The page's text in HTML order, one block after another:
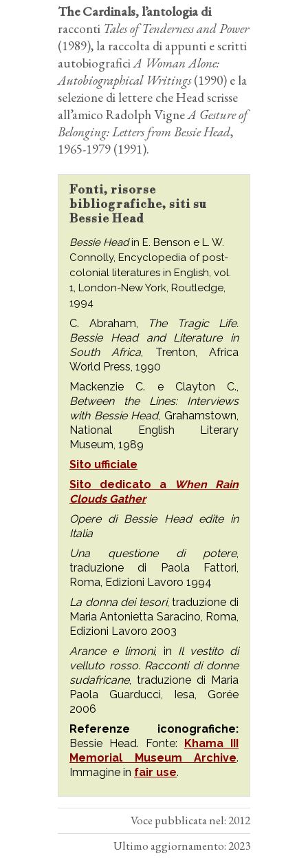
The Cardinals, l’antologia di
racconti Tales of Tenderness and Power
(1989), la raccolta di appunti e scritti
autobiograficiA Woman Alone:
Autobiographical Writings(1990) e la
selezione di lettere che Head scrisse
all’amico Radolph VigneA Gesture of
Belonging: Letters from Bessie Head,
1965-1979 (1991).
Fonti, risorse
bibliografiche, siti su
Bessie Head
Bessie Headin E. Benson e L. W.
Connolly, Encyclopedia of post-
colonial literatures in English, vol.
1, London-New York, Routledge,
1994
C. Abraham,
The Tragic Life.
Bessie Head and Literature in
South Africa, Trenton, Africa
World Press, 1990
Mackenzie C. e Clayton C.,
Between the Lines: Interviews
with Bessie Head, Grahamstown,
National English Literary
Museum, 1989
Sito ufficiale
Sito dedicato a
When Rain
Clouds Gather
Opere di Bessie Head edite in
Italia
Una questione di potere,
traduzione di Paola Fattori,
Roma, Edizioni Lavoro 1994
La donna dei tesori, traduzione di
Maria Antonietta Saracino, Roma,
Edizioni Lavoro 2003
Arance e limoni, in Il vestito di
velluto rosso. Racconti di donne
sudafricane, traduzione di Maria
Paola Guarducci, Iesa, Gorée
2006
Referenze iconografiche:
Bessie Head. Fonte:
Khama III
Memorial Museum Archive.
Immagine in fair use.
Voce pubblicata nel: 2012
Ultimo aggiornamento: 2023